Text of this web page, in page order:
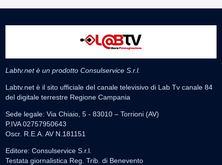
Labtv.net è un prodotto Consulservice S.r.l.
Labtv.net è il sito ufficiale del canale televisivo di Lab Tv canale 84
del digitale terrestre Regione Campania
Sede legale: Via Chiaio, 5 - 83010 – Torrioni (AV)
P.IVA 02757950643
Oscr. R.E.A. AV N.181151
Editore: Consulservice S.r.l.
Testata giornalistica Reg. Trib. di Benevento